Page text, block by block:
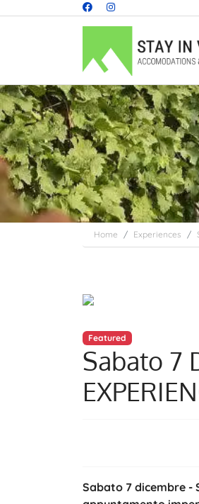
Home Experiences
Featured
Sabato 7
Sabato 7 dicembre -